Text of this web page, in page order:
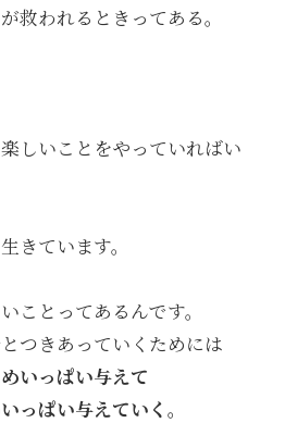
救われるときってある。
しいことをやっていればい
きています。
ことってあるんです。
つきあっていくためには
いっぱい与えて
っぱい与えていく。